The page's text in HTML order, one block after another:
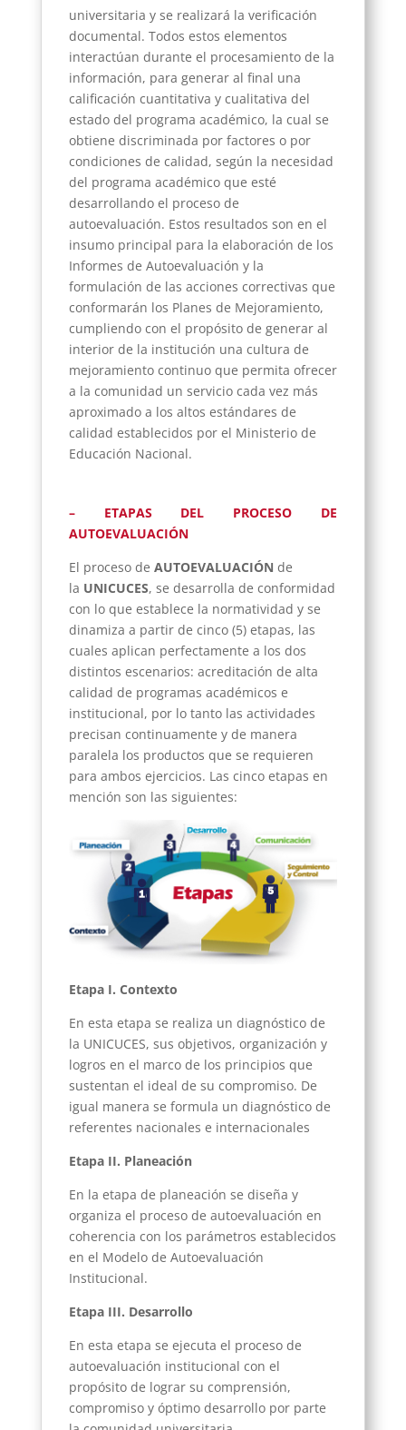
universitaria y se realizará la verificación
documental. Todos estos elementos
interactúan durante el procesamiento de la
información, para generar al final una
calificación cuantitativa y cualitativa del
estado del programa académico, la cual se
obtiene discriminada por factores o por
condiciones de calidad, según la necesidad
del programa académico que esté
desarrollando el proceso de
autoevaluación. Estos resultados son en el
insumo principal para la elaboración de los
Informes de Autoevaluación y la
formulación de las acciones correctivas que
conformarán los Planes de Mejoramiento,
cumpliendo con el propósito de generar al
interior de la institución una cultura de
mejoramiento continuo que permita ofrecer
a la comunidad un servicio cada vez más
aproximado a los altos estándares de
calidad establecidos por el Ministerio de
Educación Nacional.
– ETAPAS DEL PROCESO DE
AUTOEVALUACIÓN
El proceso de AUTOEVALUACIÓN de
la UNICUCES, se desarrolla de conformidad
con lo que establece la normatividad y se
dinamiza a partir de cinco (5) etapas, las
cuales aplican perfectamente a los dos
distintos escenarios: acreditación de alta
calidad de programas académicos e
institucional, por lo tanto las actividades
precisan continuamente y de manera
paralela los productos que se requieren
para ambos ejercicios. Las cinco etapas en
mención son las siguientes:
Etapa I. Contexto
En esta etapa se realiza un diagnóstico de
la UNICUCES, sus objetivos, organización y
logros en el marco de los principios que
sustentan el ideal de su compromiso. De
igual manera se formula un diagnóstico de
referentes nacionales e internacionales
Etapa II. Planeación
En la etapa de planeación se diseña y
organiza el proceso de autoevaluación en
coherencia con los parámetros establecidos
en el Modelo de Autoevaluación
Institucional.
Etapa III. Desarrollo
En esta etapa se ejecuta el proceso de
autoevaluación institucional con el
propósito de lograr su comprensión,
compromiso y óptimo desarrollo por parte